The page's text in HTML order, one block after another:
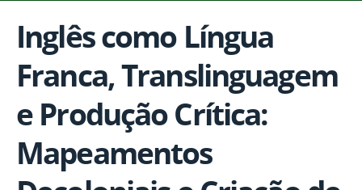
Inglês como Língua
Franca, Translinguagem
e Produção Crítica:
Mapeamentos